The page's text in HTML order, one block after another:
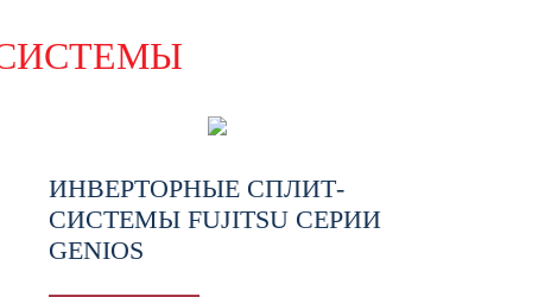
ИНВЕРТОРНЫЕ СПЛИТ-
СИСТЕМЫ FUJITSU СЕРИИ
GENIOS